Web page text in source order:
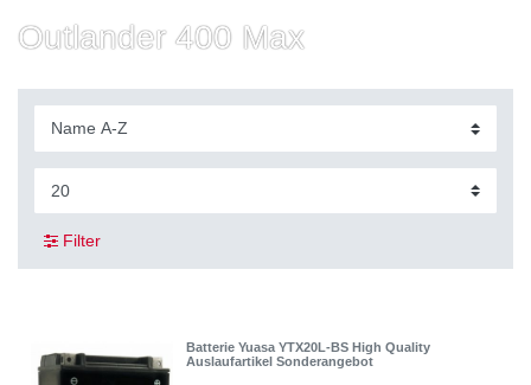
Outlander 400 Max
Filter
Batterie Yuasa YTX20L-BS High Quality
Auslaufartikel Sonderangebot